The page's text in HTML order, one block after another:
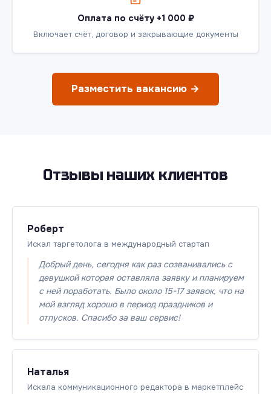
Оплата по счёту +1 000 ₽
Включает счёт, договор и закрывающие документы
Разместить вакансию →
Отзывы наших клиентов
Роберт
Искал таргетолога в международный стартап
Добрый день, сегодня как раз созванивались с
девушкой которая оставляла заявку и планируем
с ней поработать. Было около 15-17 заявок, что на
мой взгляд хорошо в период праздников и
отпусков. Спасибо за ваш сервис!
Наталья
Искала коммуникационного редактора в маркетплейс